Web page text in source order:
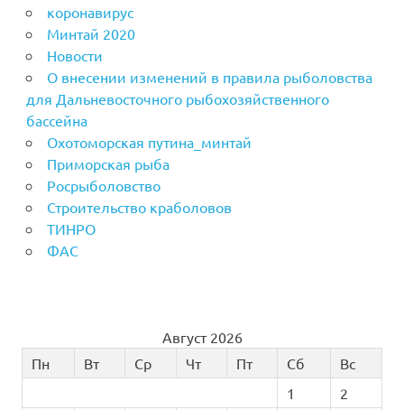
коронавирус
Минтай 2020
Новости
О внесении изменений в правила рыболовства
для Дальневосточного рыбохозяйственного
бассейна
Охотоморская путина_минтай
Приморская рыба
Росрыболовство
Строительство краболовов
ТИНРО
ФАС
Август 2026
Пн
Вт Ср Чт Пт Сб
Вс
1
2